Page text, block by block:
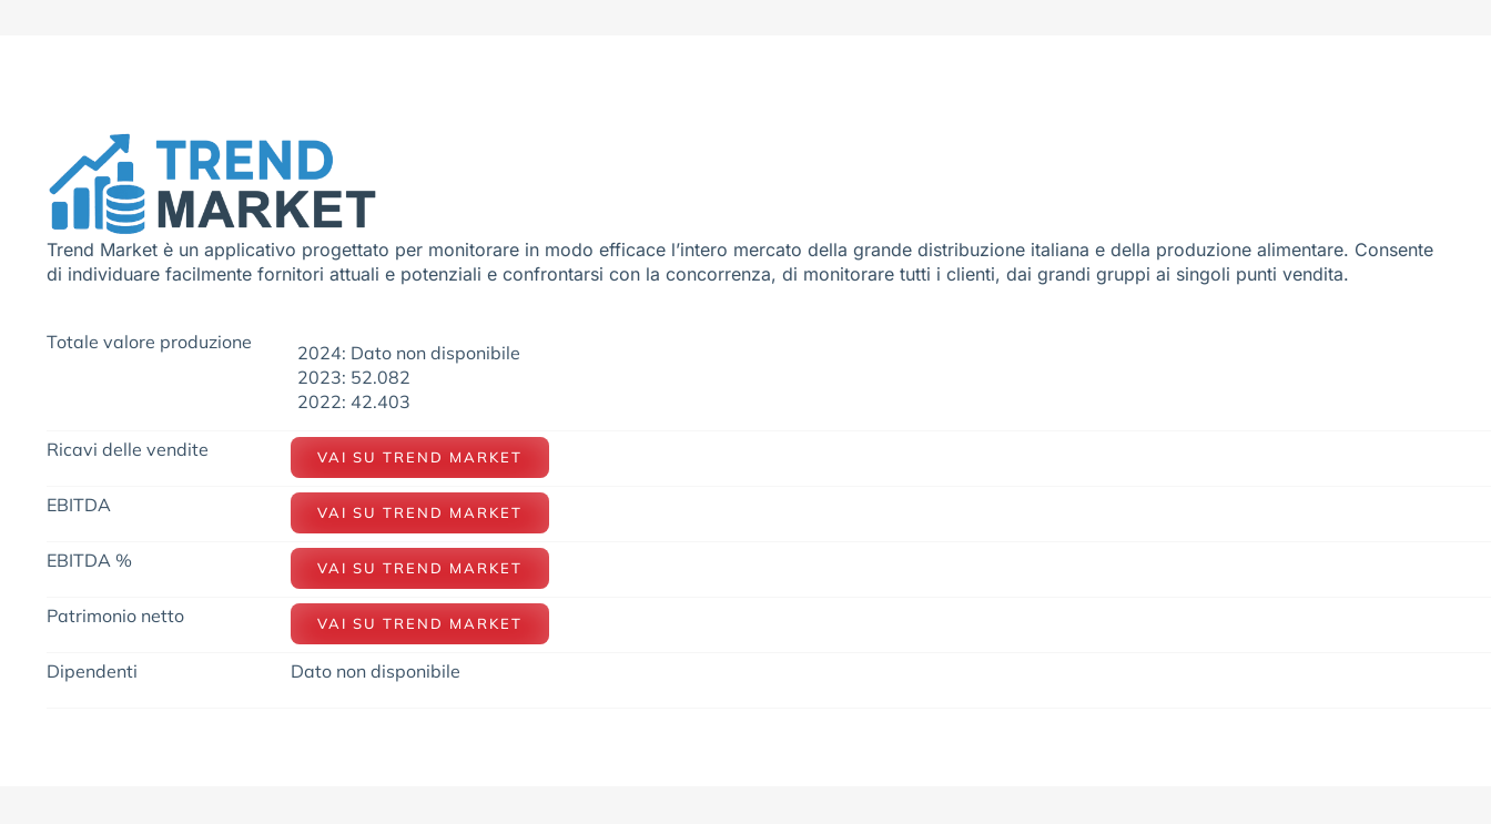
Trend Market è un applicativo progettato per monitorare in modo efficace l’intero mercato della grande distribuzione italiana e della produzione alimentare. Consente
di individuare facilmente fornitori attuali e potenziali e confrontarsi con la concorrenza, di monitorare tutti i clienti, dai grandi gruppi ai singoli punti vendita.
Totale valore produzione
2024: Dato non disponibile
2023: 52.082
2022: 42.403
Ricavi delle vendite VAI SU TREND MARKET
EBITDA VAI SU TREND MARKET
EBITDA % VAI SU TREND MARKET
Patrimonio netto VAI SU TREND MARKET
Dipendenti Dato non disponibile